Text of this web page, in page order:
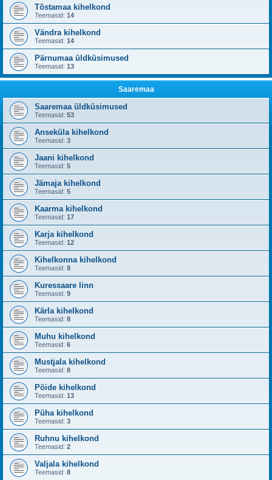
Tõstamaa kihelkond
Teemasid: 14
Vändra kihelkond
Teemasid: 14
Pärnumaa üldküsimused
Teemasid: 13
Saaremaa
Saaremaa üldküsimused
Teemasid: 53
Anseküla kihelkond
Teemasid: 3
Jaani kihelkond
Teemasid: 5
Jämaja kihelkond
Teemasid: 5
Kaarma kihelkond
Teemasid: 17
Karja kihelkond
Teemasid: 12
Kihelkonna kihelkond
Teemasid: 8
Kuressaare linn
Teemasid: 9
Kärla kihelkond
Teemasid: 8
Muhu kihelkond
Teemasid: 6
Mustjala kihelkond
Teemasid: 8
Pöide kihelkond
Teemasid: 13
Püha kihelkond
Teemasid: 3
Ruhnu kihelkond
Teemasid: 2
Valjala kihelkond
Teemasid: 8